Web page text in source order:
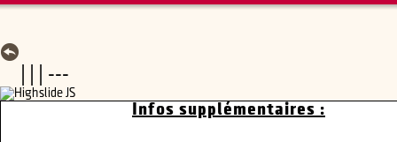
| | | ---
Infos supplémentaires :